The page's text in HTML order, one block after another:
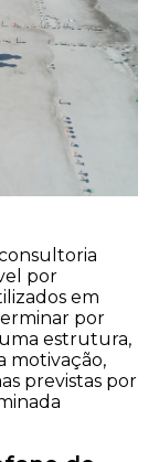
por
em
por
estrutura,
motivação,
previstas por